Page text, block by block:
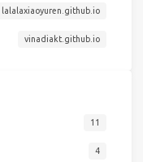
lalalaxiaoyuren.github.io
vinadiakt.github.io
11
4